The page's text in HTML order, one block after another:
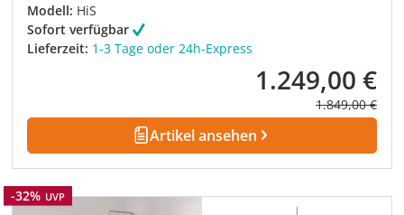
Modell: HiS
Sofort verfügbar
Lieferzeit: 1-3 Tage oder 24h-Express
Verkaufspreis:
1.249,00 €
Regulärer
1.849,00 €
Artikel ansehen
Rabatt
-32% UVP